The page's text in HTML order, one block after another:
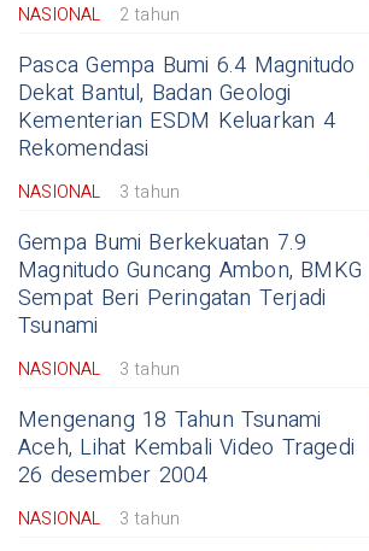
NASIONAL 2 tahun
Pasca Gempa Bumi 6.4 Magnitudo
Dekat Bantul, Badan Geologi
Kementerian ESDM Keluarkan 4
Rekomendasi
NASIONAL 3 tahun
Gempa Bumi Berkekuatan 7.9
Magnitudo Guncang Ambon, BMKG
Sempat Beri Peringatan Terjadi
Tsunami
NASIONAL 3 tahun
Mengenang 18 Tahun Tsunami
Aceh, Lihat Kembali Video Tragedi
26 desember 2004
NASIONAL 3 tahun